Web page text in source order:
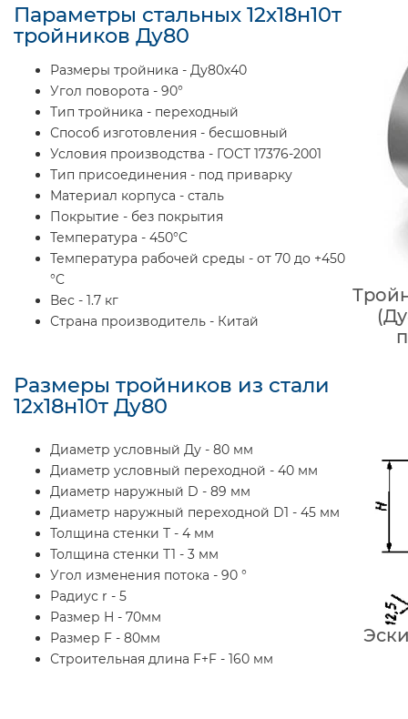
Параметры стальных 12х18н10т
тройников Ду80
Размеры тройника - Ду80х40
Угол поворота - 90°
Тип тройника - переходный
Способ изготовления - бесшовный
Условия производства - ГОСТ 17376-2001
Тип присоединения - под приварку
Материал корпуса - сталь
Покрытие - без покрытия
Температура - 450°C
Температура рабочей среды - от 70 до +450
°C
Вес - 1.7 кг
Страна производитель - Китай
Размеры тройников из стали
12х18н10т Ду80
Диаметр условный Ду - 80 мм
Диаметр условный переходной - 40 мм
Диаметр наружный D - 89 мм
Диаметр наружный переходной D1 - 45 мм
Толщина стенки Т - 4 мм
Толщина стенки Т1 - 3 мм
Угол изменения потока - 90 °
Радиус r - 5
Размер H - 70мм
Размер F - 80мм
Строительная длина F+F - 160 мм